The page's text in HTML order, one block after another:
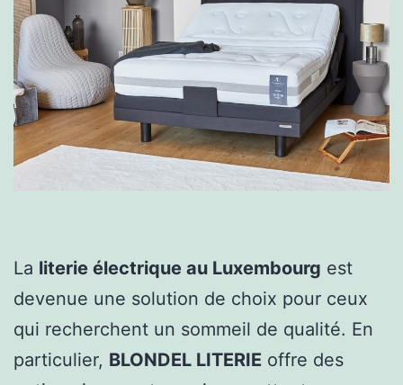
La literie électrique au Luxembourg est
devenue une solution de choix pour ceux
qui recherchent un sommeil de qualité. En
particulier, BLONDEL LITERIE offre des